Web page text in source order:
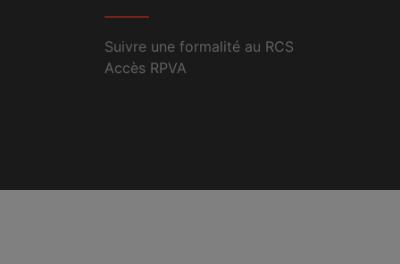
Suivre une formalité au RCS
Accès RPVA